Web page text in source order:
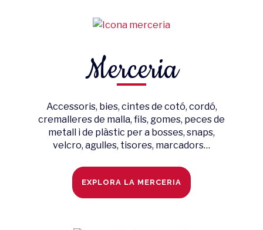
Merceria
Accessoris, bies, cintes de cotó, cordó,
cremalleres de malla, fils, gomes, peces de
metall i de plàstic per a bosses, snaps,
velcro, agulles, tisores, marcadors…
EXPLORA LA MERCERIA